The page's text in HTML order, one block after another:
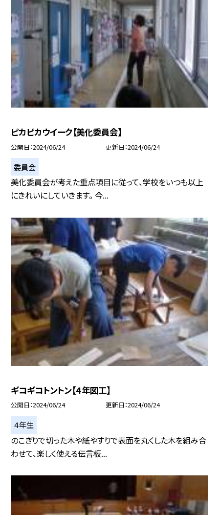
ピカピカウイーク【美化委員会】
公開日 2024/06/24 更新日 2024/06/24
委員会
美化委員会が考えた重点項目に従って、学校をいつも以上
にきれいにしていきます。 今...
ギコギコトントン【４年図工】
公開日 2024/06/24 更新日 2024/06/24
４年生
のこぎりで切った木や紙やすりで表面を丸くした木を組み合
わせて、楽しく使える伝言板...